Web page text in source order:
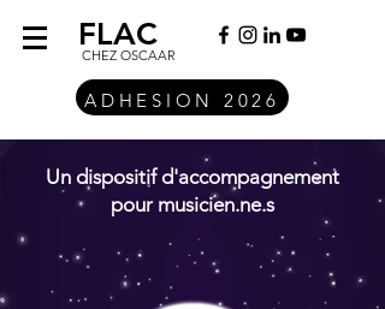
FLAC
CHEZ OSCAAR
ADHESION 2026
Un dispositif d'accompagnement
pour musicien.ne.s